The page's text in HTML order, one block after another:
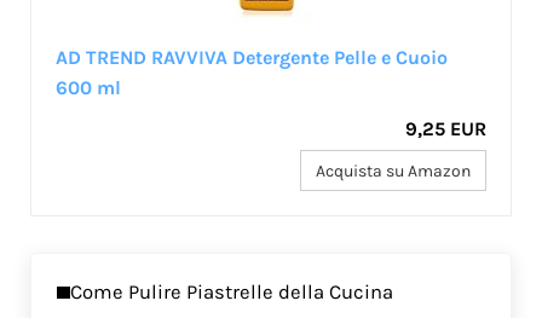
AD TREND RAVVIVA Detergente Pelle e Cuoio
600 ml
9,25 EUR
Acquista su Amazon
Come Pulire Piastrelle della Cucina